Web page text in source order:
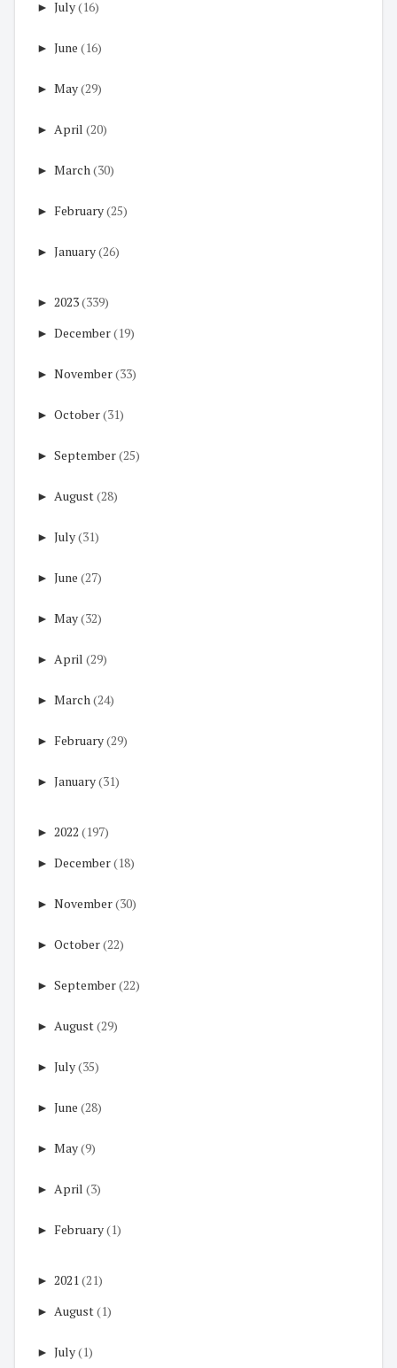
► July(16)
► June (16)
► May(29)
► April (20)
► March(30)
► February(25)
► January(26)
► 2023(339)
► December(19)
► November(33)
► October(31)
► September(25)
► August(28)
► July(31)
► June (27)
► May(32)
► April (29)
► March(24)
► February(29)
► January(31)
► 2022 (197)
► December(18)
► November(30)
► October(22)
► September(22)
► August(29)
► July(35)
► June (28)
► May(9)
► April (3)
► February(1)
► 2021 (21)
► August(1)
► July(1)